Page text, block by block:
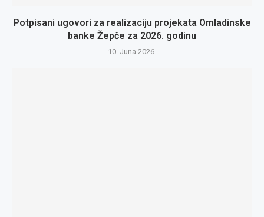
Potpisani ugovori za realizaciju projekata Omladinske
banke Žepče za 2026. godinu
10. Juna 2026.